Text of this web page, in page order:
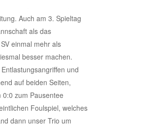
Auch am 3. Spieltag
als das
einmal mehr als
besser machen.
und
auf beiden Seiten,
zum Pausentee
Foulspiel, welches
dann unser Trio um